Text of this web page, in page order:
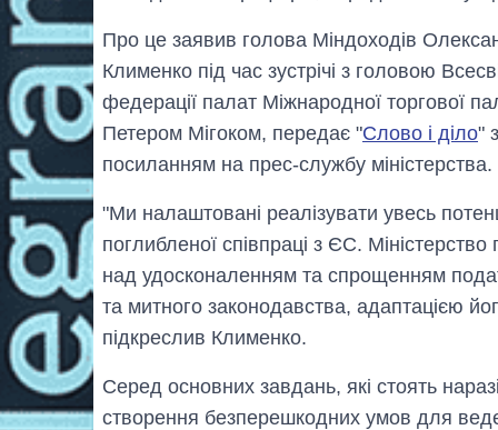
Про це заявив голова Міндоходів
Клименко під час зустрічі з головою
федерації палат Міжнародної торгової
Петером Мігоком, передає "Слово і діло" з
посиланням на прес-службу міністерства.
"Ми налаштовані реалізувати увесь
поглибленої співпраці з ЄС.
над удосконаленням та спрощенням
та митного законодавства, адаптацією
підкреслив Клименко.
Серед основних завдань, які стоять
створення безперешкодних умов для